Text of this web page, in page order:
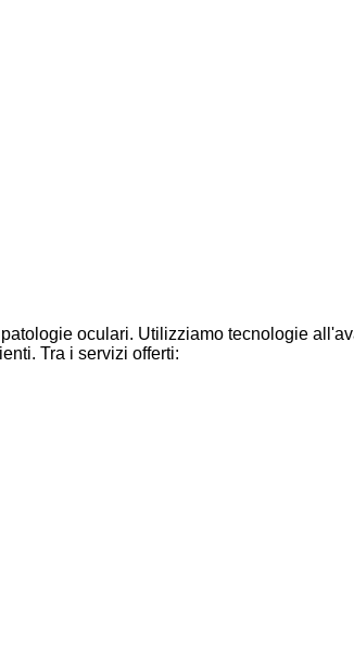
oculari. Utilizziamo tecnologie
Tra i servizi offerti: